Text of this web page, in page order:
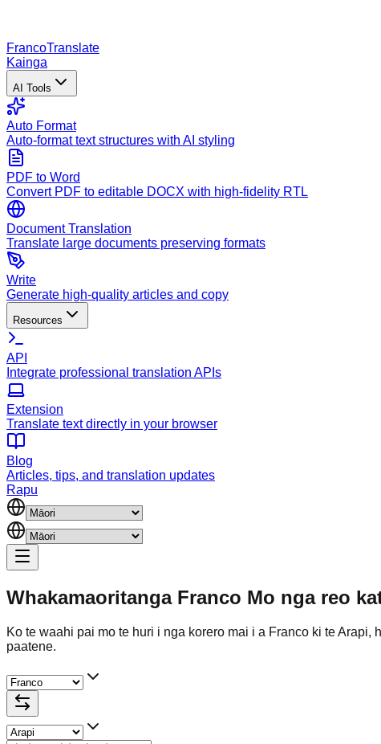
FrancoTranslate
Kainga
AI Tools
Auto Format
Auto-format text structures with AI styling
PDF to Word
Convert PDF to editable DOCX with high-fidelity RTL
Document Translation
Translate large documents preserving formats
Write
Generate high-quality articles and copy
Resources
API
Integrate professional translation APIs
Extension
Translate text directly in your browser
Blog
Articles, tips, and translation updates
Rapu
Whakamaoritanga Franco Mo nga reo
Ko te waahi pai mo te huri i nga korero mai i a Franco ki te
paatene.